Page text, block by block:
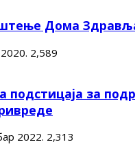
Дома
2,589
подстицаја за
2022. 2,313